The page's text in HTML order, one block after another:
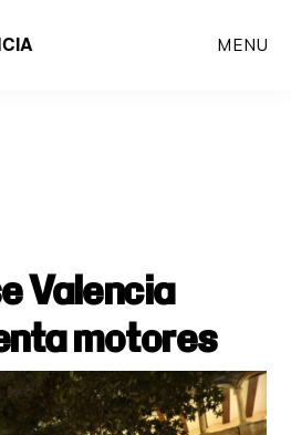
MENU
Valencia
motores